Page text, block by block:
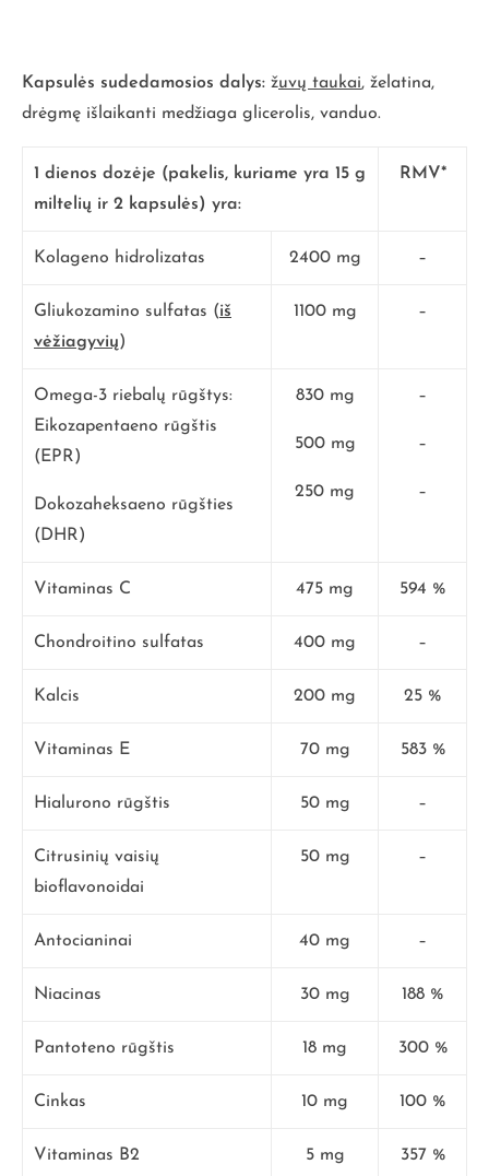
Kapsulės sudedamosios dalys: žuvų taukai, želatina,
drėgmę išlaikanti medžiaga glicerolis, vanduo.
1 dienos dozėje (pakelis, kuriame yra 15 g
miltelių ir 2 kapsulės) yra:
RMV*
Kolageno hidrolizatas 2400 mg –
Gliukozamino sulfatas (iš
vėžiagyvių)
1100 mg –
Omega-3 riebalų rūgštys:
Eikozapentaeno rūgštis
(EPR)
Dokozaheksaeno rūgšties
(DHR)
830 mg
500 mg
250 mg
–
–
–
Vitaminas C 475 mg 594 %
Chondroitino sulfatas 400 mg –
Kalcis 200 mg 25 %
Vitaminas E 70 mg 583 %
Hialurono rūgštis 50 mg –
Citrusinių vaisių
bioflavonoidai
50 mg –
Antocianinai 40 mg –
Niacinas 30 mg 188 %
Pantoteno rūgštis 18 mg 300 %
Cinkas 10 mg 100 %
Vitaminas B2 5 mg 357 %